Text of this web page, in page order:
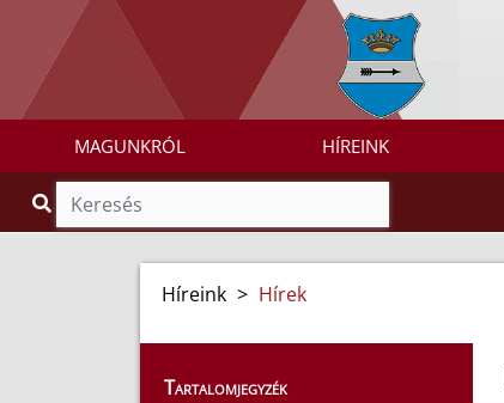
MAGUNKRÓL HÍREINK
Híreink > Hírek
Tartalomjegyzék